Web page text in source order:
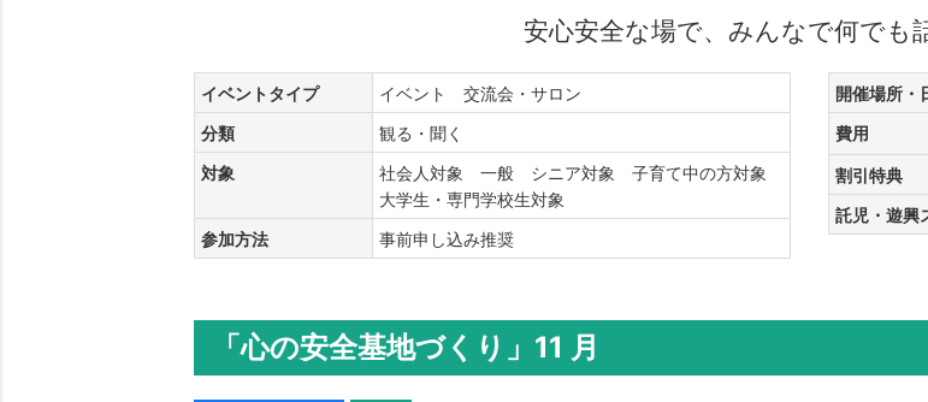
安心安全な場で、みんなで何でも
イベントタイプ イベント 交流会・サロン
分類 観る・聞く
対象
社会人対象 一般 シニア対象 子育て中の方対象
大学生・専門学校生対象
参加方法 事前申し込み推奨
開催場所・
費用
割引特典
託児・遊興
「心の安全基地づくり」11 月